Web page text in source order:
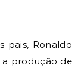
pais, Ronaldo
produção de